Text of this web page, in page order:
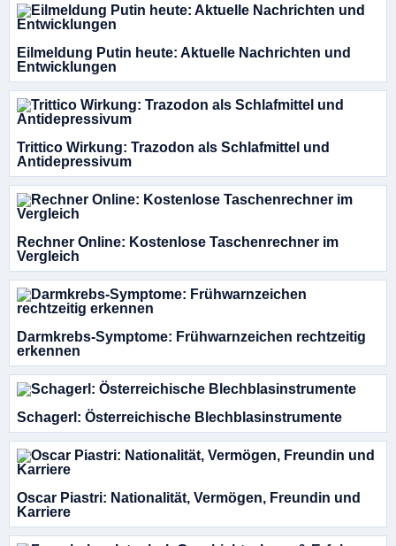
Eilmeldung Putin heute: Aktuelle Nachrichten und
Entwicklungen
Trittico Wirkung: Trazodon als Schlafmittel und
Antidepressivum
Rechner Online: Kostenlose Taschenrechner im
Vergleich
Darmkrebs-Symptome: Frühwarnzeichen rechtzeitig
erkennen
Schagerl: Österreichische Blechblasinstrumente
Oscar Piastri: Nationalität, Vermögen, Freundin und
Karriere